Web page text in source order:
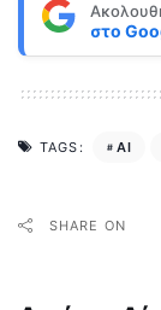
στο
TAGS: AI
SHARE ON